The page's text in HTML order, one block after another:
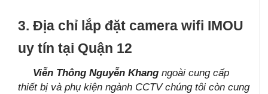
3. Địa chỉ lắp đặt camera wifi IMOU
uy tín tại Quận 12
Viễn Thông Nguyễn Khang ngoài cung cấp
thiết bị và phụ kiện ngành CCTV chúng tôi còn cung